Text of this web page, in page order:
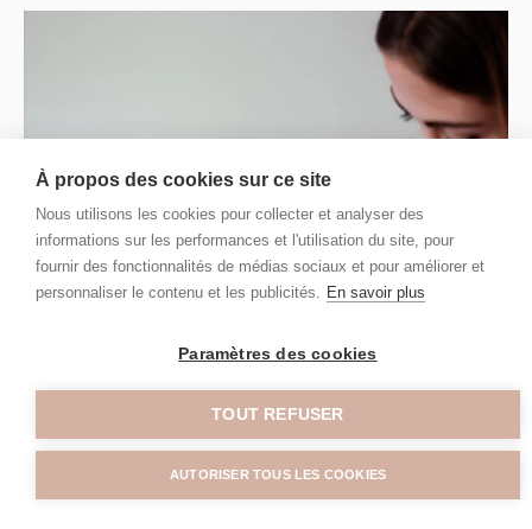
A l’opposé de nombreuses techniques
disponibles sur le marché, LPG®
endermologie propose une alternative 100%
naturelle : relancer l’activité cellulaire
endormie au cœur de notre peau pour lutter
À propos des cookies sur ce site
Nous utilisons les cookies pour collecter et analyser des
informations sur les performances et l'utilisation du site, pour
fournir des fonctionnalités de médias sociaux et pour améliorer et
personnaliser le contenu et les publicités. En savoir plus
Paramètres des cookies
TOUT REFUSER
AUTORISER TOUS LES COOKIES